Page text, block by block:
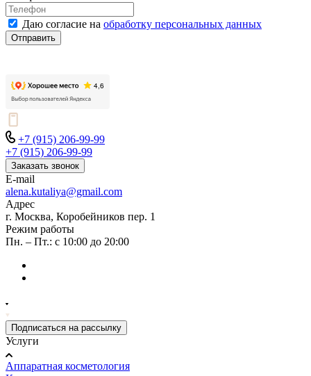
Даю согласие на обработку персональных данных
Отправить
+7 (915) 206-99-99
+7 (915) 206-99-99
Заказать звонок
E-mail
alena.kutaliya@gmail.com
Адрес
г. Москва, Коробейников пер. 1
Режим работы
Пн. – Пт.: с 10:00 до 20:00
Подписаться на рассылку
Услуги
Аппаратная косметология